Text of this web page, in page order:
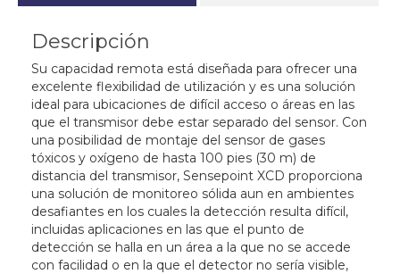
Descripción
Su capacidad remota está diseñada para ofrecer una
excelente flexibilidad de utilización y es una solución
ideal para ubicaciones de difícil acceso o áreas en las
que el transmisor debe estar separado del sensor. Con
una posibilidad de montaje del sensor de gases
tóxicos y oxígeno de hasta 100 pies (30 m) de
distancia del transmisor, Sensepoint XCD proporciona
una solución de monitoreo sólida aun en ambientes
desafiantes en los cuales la detección resulta difícil,
incluidas aplicaciones en las que el punto de
detección se halla en un área a la que no se accede
con facilidad o en la que el detector no sería visible,